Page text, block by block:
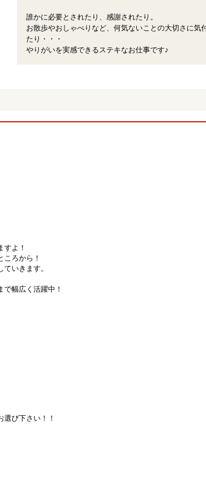
誰かに必要とされたり、感謝されたり。
お散歩やおしゃべりなど、何気ないことの大切さに気
たり・・・
やりがいを実感できるステキなお仕事です♪
よ！
ろから！
いきます。
幅広く活躍中！
び下さい！！